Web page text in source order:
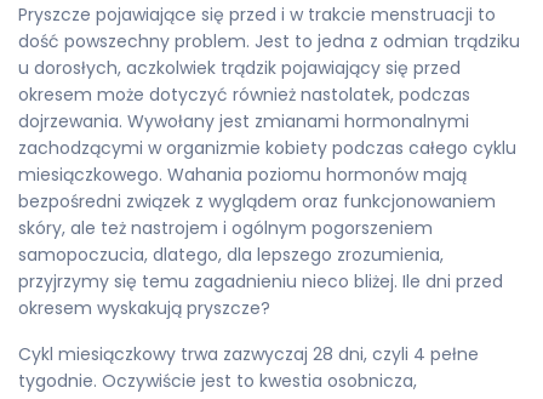
Pryszcze pojawiające się przed i w trakcie menstruacji to
dość powszechny problem. Jest to jedna z odmian trądziku
u dorosłych, aczkolwiek trądzik pojawiający się przed
okresem może dotyczyć również nastolatek, podczas
dojrzewania. Wywołany jest zmianami hormonalnymi
zachodzącymi w organizmie kobiety podczas całego cyklu
miesiączkowego. Wahania poziomu hormonów mają
bezpośredni związek z wyglądem oraz funkcjonowaniem
skóry, ale też nastrojem i ogólnym pogorszeniem
samopoczucia, dlatego, dla lepszego zrozumienia,
przyjrzymy się temu zagadnieniu nieco bliżej. Ile dni przed
okresem wyskakują pryszcze?
Cykl miesiączkowy trwa zazwyczaj 28 dni, czyli 4 pełne
tygodnie. Oczywiście jest to kwestia osobnicza,